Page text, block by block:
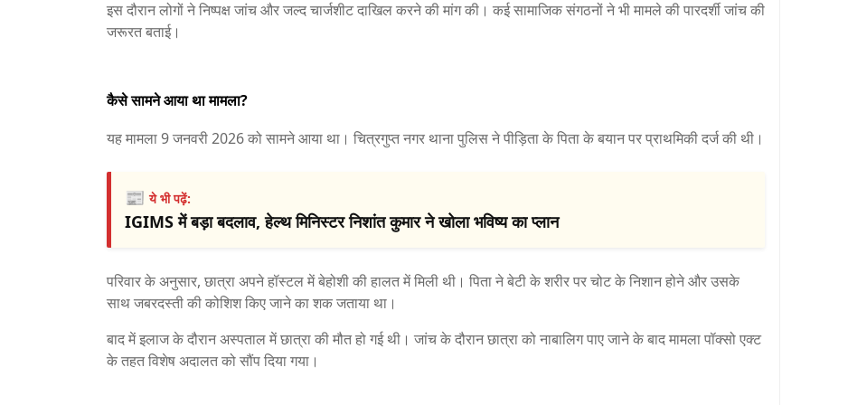
इस दौरान लोगों ने निष्पक्ष जांच और जल्द चार्जशीट दाखिल करने की मांग की। कई सामाजिक संगठनों ने भी मामले की पारदर्शी जांच की
जरूरत बताई।
कैसे सामने आया था मामला?
यह मामला 9 जनवरी 2026 को सामने आया था। चित्रगुप्त नगर थाना पुलिस ने पीड़िता के पिता के बयान पर प्राथमिकी दर्ज की थी।
📰ये भी पढ़ें:
IGIMS में बड़ा बदलाव, हेल्थ मिनिस्टर निशांत कुमार ने खोला भविष्य का प्लान
परिवार के अनुसार, छात्रा अपने हॉस्टल में बेहोशी की हालत में मिली थी। पिता ने बेटी के शरीर पर चोट के निशान होने और उसके
साथ जबरदस्ती की कोशिश किए जाने का शक जताया था।
बाद में इलाज के दौरान अस्पताल में छात्रा की मौत हो गई थी। जांच के दौरान छात्रा को नाबालिग पाए जाने के बाद मामला पॉक्सो एक्ट
के तहत विशेष अदालत को सौंप दिया गया।